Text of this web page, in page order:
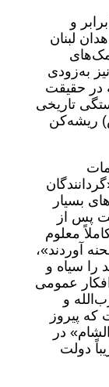
و
لبنان
به‌زودی
در حقیقت
تاریخی
ریشه‌‌کن
بسیار
پس از
معلوم
آوردند»،
را سیاه و
عمومی
و
که پیروز
در
دولت